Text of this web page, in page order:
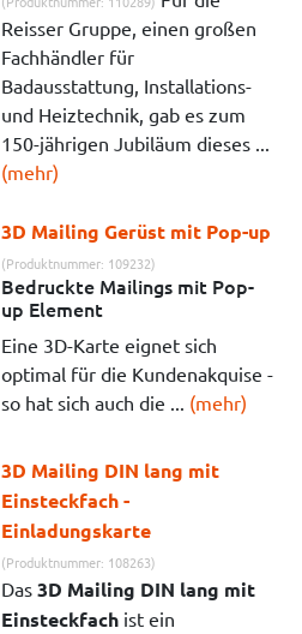
Reisser Gruppe, einen großen
Fachhändler für
Badausstattung, Installations-
und Heiztechnik, gab es zum
150-jährigen Jubiläum dieses ...
(mehr)
3D Mailing Gerüst mit Pop-up
(Produktnummer: 109232)
Bedruckte Mailings mit Pop-
up Element
Eine 3D-Karte eignet sich
optimal für die Kundenakquise -
so hat sich auch die ... (mehr)
3D Mailing DIN lang mit
Einsteckfach -
Einladungskarte
(Produktnummer: 108263)
Das3D Mailing DIN lang mit
Einsteckfach ist ein